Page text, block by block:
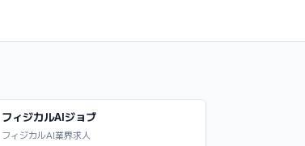
フィジカルAIジョブ
フィジカルAI業界求人